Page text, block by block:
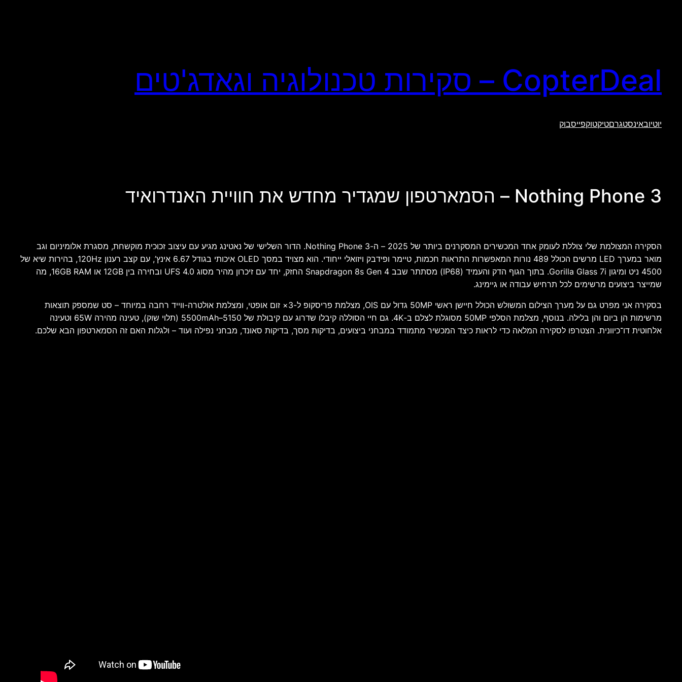
CopterDeal – סקירות טכנולוגיה וגאדג'טים
יוטיובאינסטגרםטיקטוקפייסבוק
Nothing Phone 3 – הסמארטפון שמגדיר מחדש את חוויית האנדרואיד
הסקירה המצולמת שלי צוללת לעומק אחד המכשירים המסקרנים ביותר של 2025 – ה-Nothing Phone 3. הדור השלישי של נאטינג מגיע עם עיצוב זכוכית מוקשחת, מסגרת אלומיניום וגב
מואר במערך LED מרשים הכולל 489 נורות המאפשרות התראות חכמות, טיימר ופידבק ויזואלי ייחודי. הוא מצויד במסך OLED איכותי בגודל 6.67 אינץ’, עם קצב רענון 120Hz, בהירות שיא של
4500 ניט ומיגון Gorilla Glass 7i. בתוך הגוף הדק והעמיד (IP68) מסתתר שבב Snapdragon 8s Gen 4 החזק, יחד עם זיכרון מהיר מסוג UFS 4.0 ובחירה בין 12GB או 16GB RAM, מה
שמייצר ביצועים מרשימים לכל תרחיש עבודה או גיימינג.
בסקירה אני מפרט גם על מערך הצילום המשולש הכולל חיישן ראשי 50MP גדול עם OIS, מצלמת פריסקופ ל-3× זום אופטי, ומצלמת אולטרה-ווייד רחבה במיוחד – סט שמספק תוצאות
מרשימות הן ביום והן בלילה. בנוסף, מצלמת הסלפי 50MP מסוגלת לצלם ב-4K. גם חיי הסוללה קיבלו שדרוג עם קיבולת של 5150–5500mAh (תלוי שוק), טעינה מהירה 65W וטעינה
אלחוטית דו־כיוונית. הצטרפו לסקירה המלאה כדי לראות כיצד המכשיר מתמודד במבחני ביצועים, בדיקות מסך, בדיקות סאונד, מבחני נפילה ועוד – ולגלות האם זה הסמארטפון הבא שלכם.